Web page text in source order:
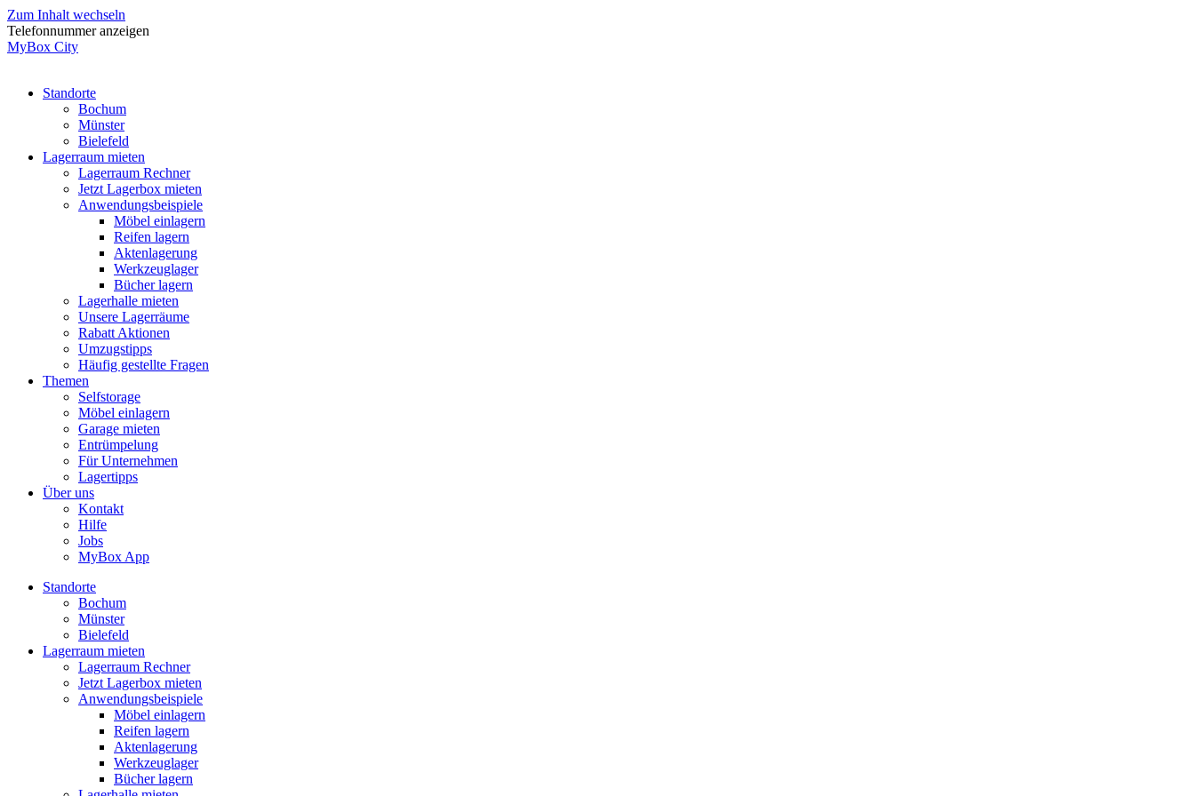
Zum Inhalt wechseln
Telefonnummer anzeigen
MyBox City
Standorte
Bochum
Münster
Bielefeld
Lagerraum mieten
Lagerraum Rechner
Jetzt Lagerbox mieten
Anwendungsbeispiele
Möbel einlagern
Reifen lagern
Aktenlagerung
Werkzeuglager
Bücher lagern
Lagerhalle mieten
Unsere Lagerräume
Rabatt Aktionen
Umzugstipps
Häufig gestellte Fragen
Themen
Selfstorage
Möbel einlagern
Garage mieten
Entrümpelung
Für Unternehmen
Lagertipps
Über uns
Kontakt
Hilfe
Jobs
MyBox App
Standorte
Bochum
Münster
Bielefeld
Lagerraum mieten
Lagerraum Rechner
Jetzt Lagerbox mieten
Anwendungsbeispiele
Möbel einlagern
Reifen lagern
Aktenlagerung
Werkzeuglager
Bücher lagern